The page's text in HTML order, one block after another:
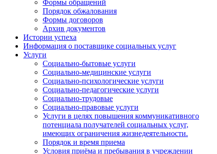
Формы обращений
Порядок обжалования
Формы договоров
Архив документов
Истории успеха
Информация о поставщике социальных услуг
Услуги
Социально-бытовые услуги
Социально-медицинские услуги
Социально-психологические услуги
Социально-педагогические услуги
Социально-трудовые
Социально-правовые услуги
Услуги в целях повышения коммуникативного
потенциала получателей социальных услуг,
имеющих ограничения жизнедеятельности.
Порядок и время приема
Условия приёма и пребывания в учреждении